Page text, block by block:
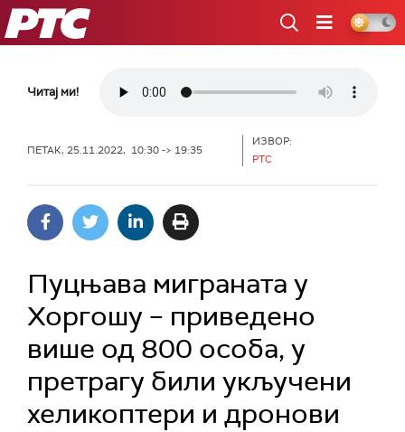
РТС
Читај ми!
ПЕТАК, 25.11.2022, 10:30 -> 19:35
ИЗВОР:
РТС
Пуцњава миграната у
Хоргошу – приведено
више од 800 особа, у
претрагу били укључени
хеликоптери и дронови